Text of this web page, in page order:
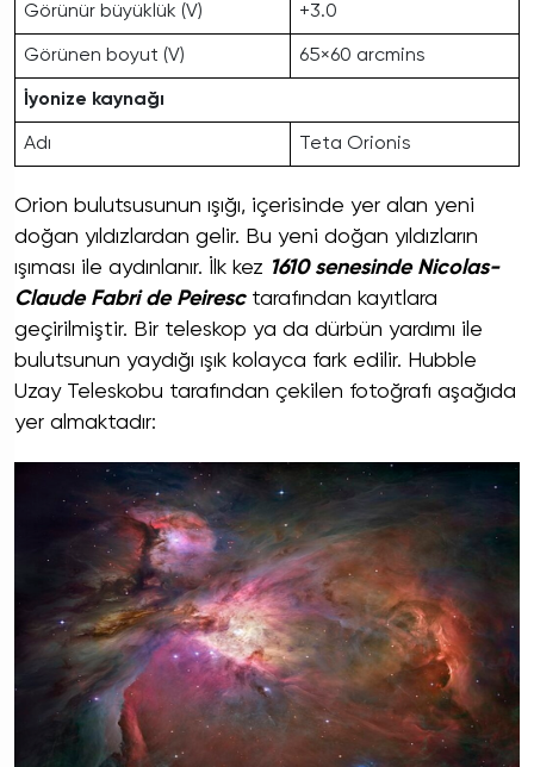
Görünür büyüklük (V) +3.0
Görünen boyut (V) 65×60 arcmins
İyonize kaynağı
Adı Teta Orionis
Orion bulutsusunun ışığı, içerisinde yer alan yeni
doğan yıldızlardan gelir. Bu yeni doğan yıldızların
ışıması ile aydınlanır. İlk kez 1610 senesinde Nicolas-
Claude Fabri de Peiresc tarafından kayıtlara
geçirilmiştir. Bir teleskop ya da dürbün yardımı ile
bulutsunun yaydığı ışık kolayca fark edilir. Hubble
Uzay Teleskobu tarafından çekilen fotoğrafı aşağıda
yer almaktadır: